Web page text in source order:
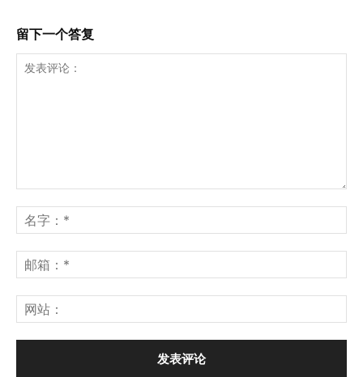
留下一个答复